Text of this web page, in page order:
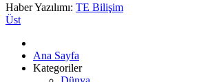
Haber Yazılımı: TE Bilişim
Üst
Ana Sayfa
Kategoriler